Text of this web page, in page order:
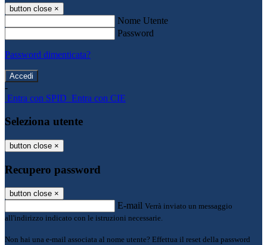
button close ×
Nome Utente
Password
Password dimenticata?
-
Entra con SPID Entra con CIE
Seleziona utente
button close ×
Recupero password
button close ×
E-mail Verrà inviato un messaggio
all'indirizzo indicato con le istruzioni necessarie.
Non hai una e-mail associata al nome utente? Effettua il reset della password